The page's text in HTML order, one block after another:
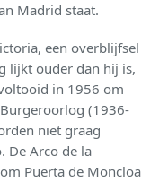
Madrid staat.
een overblijfsel
lijkt ouder dan hij is,
in 1956 om
Burgeroorlog (1936-
niet graag
De Arco de la
Puerta de Moncloa